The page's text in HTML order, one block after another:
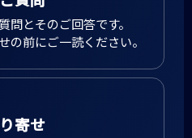
問とそのご回答です。
の前にご一読ください。
寄せ